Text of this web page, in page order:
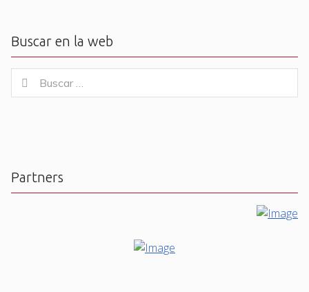
Buscar en la web
for:
Buscar
Partners